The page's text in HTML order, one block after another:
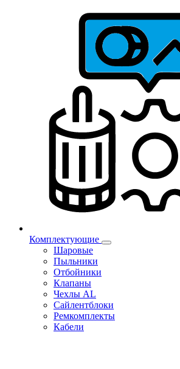
Комплектующие
Шаровые
Пыльники
Отбойники
Клапаны
Чехлы AL
Сайлентблоки
Ремкомплекты
Кабели